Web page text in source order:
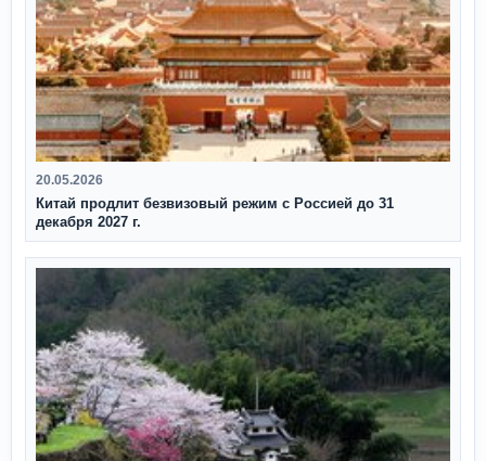
20.05.2026
Китай продлит безвизовый режим с Россией до 31
декабря 2027 г.